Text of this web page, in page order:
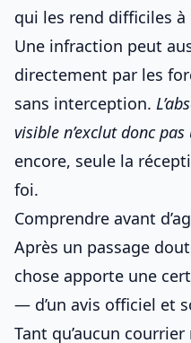
qui les rend difficiles à
Une infraction peut
directement par les
sans interception.
visible n’exclut donc
encore, seule la
foi.
Comprendre avant
Après un passage
chose apporte une
— d’un avis officiel et
Tant qu’aucun